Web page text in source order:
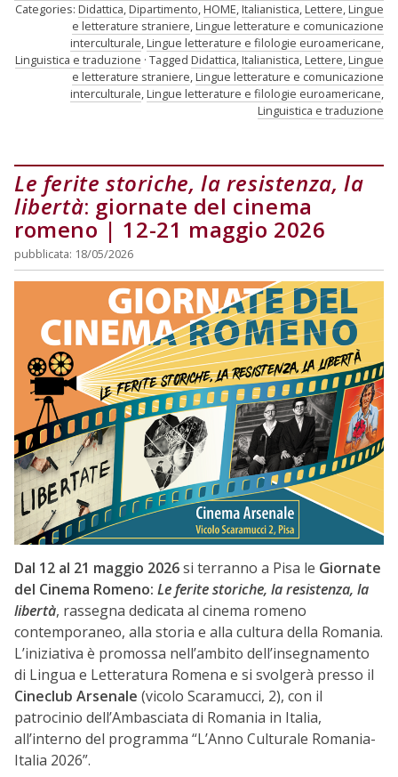
Categories: Didattica,Dipartimento,HOME,Italianistica,Lettere,Lingue
e letterature straniere,Lingue letterature e comunicazione
interculturale,Lingue letterature e filologie euroamericane,
Linguistica e traduzione Tagged Didattica,Italianistica,Lettere,Lingue
e letterature straniere,Lingue letterature e comunicazione
interculturale,Lingue letterature e filologie euroamericane,
Linguistica e traduzione
Le ferite storiche, la resistenza, la
libertà: giornate del cinema
romeno | 12-21 maggio 2026
pubblicata: 18/05/2026
Dal 12 al 21 maggio 2026si terranno a Pisa le Giornate
del Cinema Romeno: Le ferite storiche, la resistenza, la
libertà, rassegna dedicata al cinema romeno
contemporaneo, alla storia e alla cultura della Romania.
L’iniziativa è promossa nell’ambito dell’insegnamento
di Lingua e Letteratura Romena e si svolgerà presso il
Cineclub Arsenale (vicolo Scaramucci, 2), con il
patrocinio dell’Ambasciata di Romania in Italia,
all’interno del programma “L’Anno Culturale Romania-
Italia 2026”.